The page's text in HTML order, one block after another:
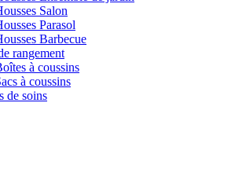
Salon
Parasol
Barbecue
rangement
à coussins
à coussins
de soins